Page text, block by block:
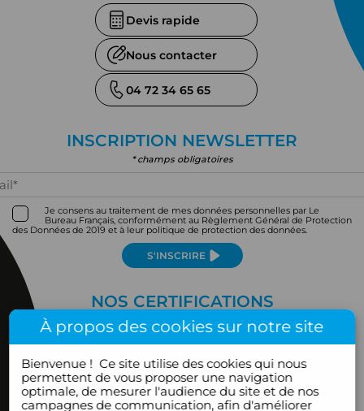
Devis rapide
Nous contacter
04 72 34 65 65
INSCRIPTION NEWSLETTER
* champs obligatoires
Je consens au traitement de mes données personnelles par Le
Bureau Français, conformément au Règlement Général de Protection
des Données de 2019 et à leur politique de protection des données.
S'INSCRIRE
NOS CERTIFICATIONS
À propos des cookies sur notre site
Bienvenue !Ce site utilise des cookies qui nous
permettent de vous proposer une navigation
optimale, de mesurer l'audience du site et de nos
campagnes de communication, afin d'améliorer